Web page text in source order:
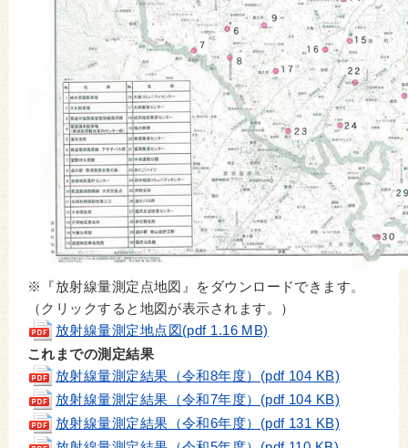
※『放射線量測定点地図』をダウンロードできます。
（クリックすると地図が表示されます。）
放射線量測定地点図(pdf 1.16 MB)
これまでの測定結果
放射線量測定結果（令和8年度）(pdf 104 KB)
放射線量測定結果（令和7年度）(pdf 104 KB)
放射線量測定結果（令和6年度）(pdf 131 KB)